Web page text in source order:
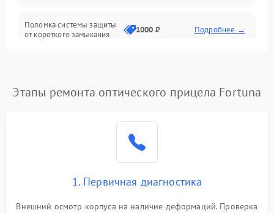
Корпус/Герметичность
Поломка системы защиты
от короткого замыкания
1000 ₽ Подробнее →
1000 ₽
защиты от перегрева
Этапы ремонта оптического прицела Fortuna
1. Первичная диагностика
Внешний осмотр корпуса на наличие деформаций. Проверка